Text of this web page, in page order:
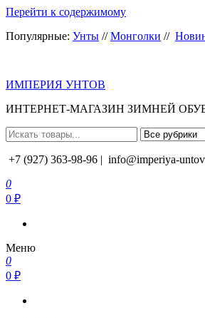
Перейти к содержимому
Популярные: Унты //Монголки //
ИМПЕРИЯ УНТОВ
ИНТЕРНЕТ-МАГАЗИН ЗИМНЕЙ
+7 (927) 363-98-96 | info@imperiya-
0
0 ₽
Меню
0
0 ₽